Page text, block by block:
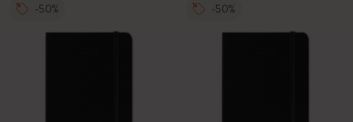
-50% -50%